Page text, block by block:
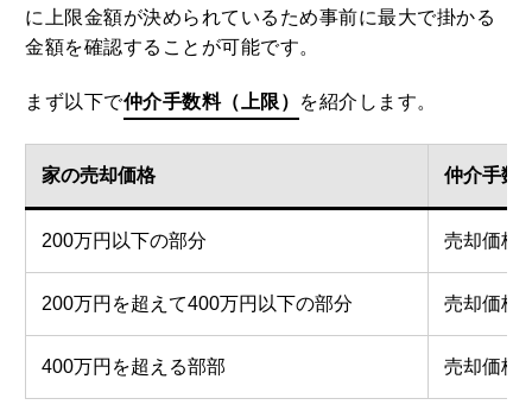
に上限金額が決められているため事前に最大で掛かる
金額を確認することが可能です。
まず以下で仲介手数料（上限） を紹介します。
家の売却価格 仲介手数
200万円以下の部分 売却価格
200万円を超えて400万円以下の部分 売却価格
400万円を超える部部 売却価格